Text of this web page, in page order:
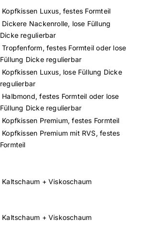
Kopfkissen Luxus, festes Formteil
Dickere Nackenrolle, lose Füllung
Dicke regulierbar
Tropfenform, festes Formteil oder lose
Füllung Dicke regulierbar
Kopfkissen Luxus, lose Füllung Dicke
regulierbar
Halbmond, festes Formteil oder lose
Füllung Dicke regulierbar
Kopfkissen Premium, festes Formteil
Kopfkissen Premium mit RVS, festes
Formteil
Kaltschaum + Viskoschaum
Kaltschaum + Viskoschaum